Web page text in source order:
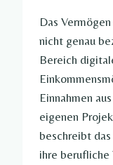
Das
nicht genau
Bereich
Einnahmen
eigenen
beschreibt
ihre